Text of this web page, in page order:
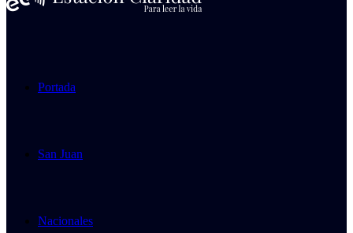
Portada
San Juan
Nacionales